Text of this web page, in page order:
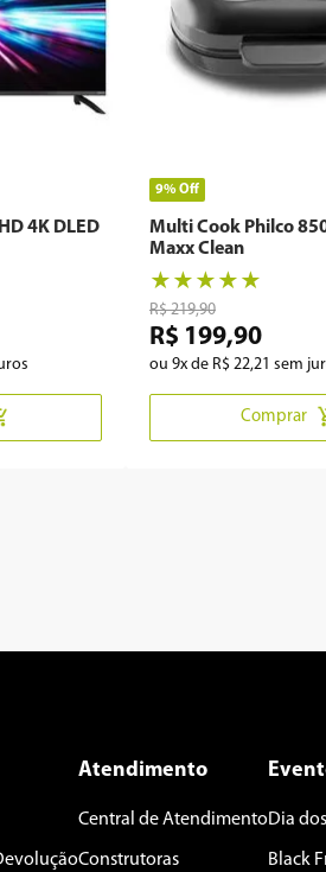
4K DLED
9%Off
Multi Cook Philco
Maxx Clean
★ ★ ★ ★ ★
R$ 219,90
R$ 199,90
ou9x de R$ 22,21 sem
Comprar
Atendimento
Central de Atendimento
Construtoras
Dia
Black